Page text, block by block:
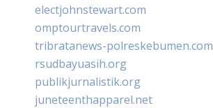
electjohnstewart.com
omptourtravels.com
tribratanews-polreskebumen.com
rsudbayuasih.org
publikjurnalistik.org
juneteenthapparel.net